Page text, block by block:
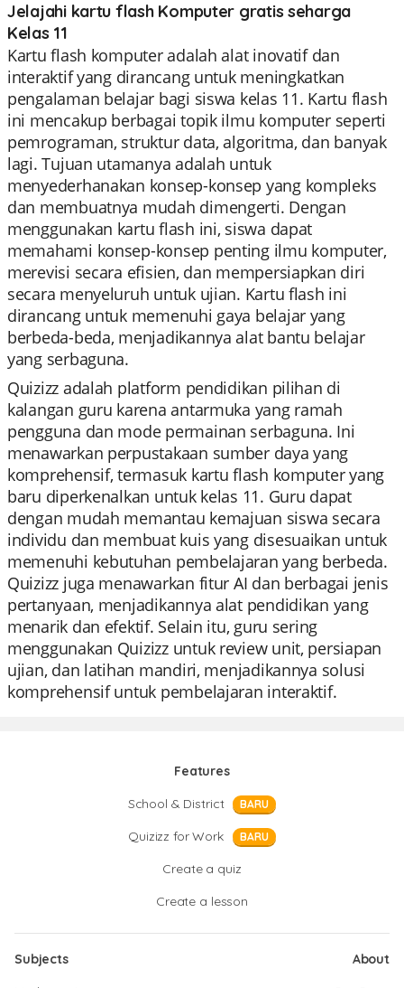
Jelajahi kartu flash Komputer gratis seharga
Kelas 11
Kartu flash komputer adalah alat inovatif dan
interaktif yang dirancang untuk meningkatkan
pengalaman belajar bagi siswa kelas 11. Kartu flash
ini mencakup berbagai topik ilmu komputer seperti
pemrograman, struktur data, algoritma, dan banyak
lagi. Tujuan utamanya adalah untuk
menyederhanakan konsep-konsep yang kompleks
dan membuatnya mudah dimengerti. Dengan
menggunakan kartu flash ini, siswa dapat
memahami konsep-konsep penting ilmu komputer,
merevisi secara efisien, dan mempersiapkan diri
secara menyeluruh untuk ujian. Kartu flash ini
dirancang untuk memenuhi gaya belajar yang
berbeda-beda, menjadikannya alat bantu belajar
yang serbaguna.
Quizizz adalah platform pendidikan pilihan di
kalangan guru karena antarmuka yang ramah
pengguna dan mode permainan serbaguna. Ini
menawarkan perpustakaan sumber daya yang
komprehensif, termasuk kartu flash komputer yang
baru diperkenalkan untuk kelas 11. Guru dapat
dengan mudah memantau kemajuan siswa secara
individu dan membuat kuis yang disesuaikan untuk
memenuhi kebutuhan pembelajaran yang berbeda.
Quizizz juga menawarkan fitur AI dan berbagai jenis
pertanyaan, menjadikannya alat pendidikan yang
menarik dan efektif. Selain itu, guru sering
menggunakan Quizizz untuk review unit, persiapan
ujian, dan latihan mandiri, menjadikannya solusi
komprehensif untuk pembelajaran interaktif.
Features
School & District
BARU
Quizizz for Work BARU
Create a quiz
Create a lesson
Subjects
About